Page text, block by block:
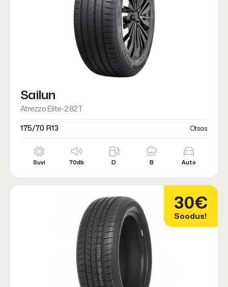
Sailun
Atrezzo Elite-2 82T
175/70 R13 Otsas
Suvi 70db D B Auto
30€
Soodus!